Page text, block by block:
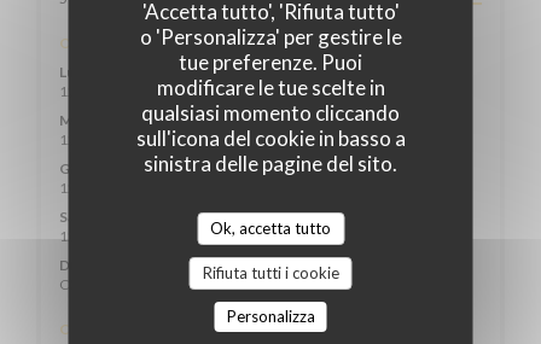
'Accetta tutto', 'Rifiuta tutto'
o 'Personalizza' per gestire le
tue preferenze. Puoi
modificare le tue scelte in
qualsiasi momento cliccando
sull'icona del cookie in basso a
sinistra delle pagine del sito.
Ok, accetta tutto
Rifiuta tutti i cookie
Personalizza
Orari
Lun
12:00 - 14:30
19:00 - 22:30
Mercoledi
12:00 - 14:30
Gio
12:00 - 14:30
Sabato
12:00 - 15:00
19:00 - 22:30
Domenica
Chiuso
Cucina